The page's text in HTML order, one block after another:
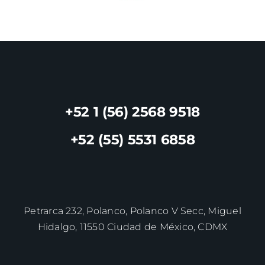
+52 1 (56) 2568 9518
+52 (55) 5531 6858
Petrarca 232, Polanco, Polanco V Secc, Miguel
Hidalgo, 11550 Ciudad de México, CDMX